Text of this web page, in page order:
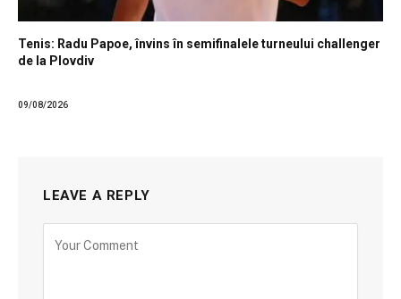
Tenis: Radu Papoe, învins în semifinalele turneului challenger
de la Plovdiv
09/08/2026
LEAVE A REPLY